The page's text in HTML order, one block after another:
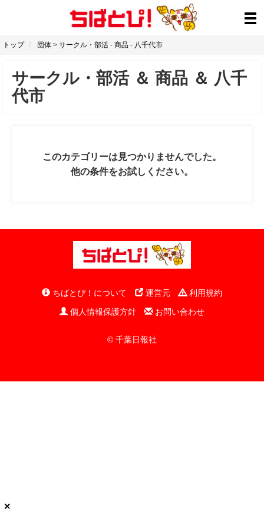
トップ 団体 > サークル・部活 - 商品 - 八千代市
サークル・部活＆ 商品 ＆ 八千
代市
このカテゴリーは見つかりませんでした。
他の条件をお試しください。
ちばとぴ！について 運営元
利用規約
個人情報保護方針
お問い合わせ
© 千葉日報社
×